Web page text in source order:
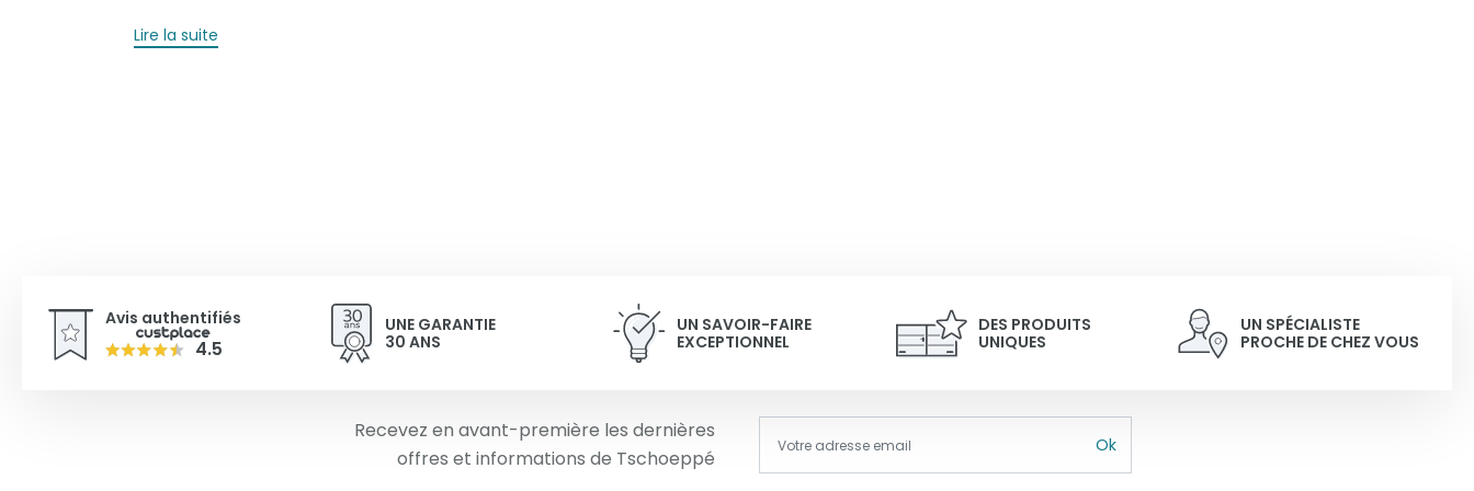
Lire la suite
Avis authentifiés
4.5
UNE GARANTIE
30 ANS
UN SAVOIR-FAIRE
EXCEPTIONNEL
DES PRODUITS
UNIQUES
UN SPÉCIALISTE
PROCHE DE CHEZ VOUS
Recevez en avant-première les dernières
offres et informations de Tschoeppé
Ok